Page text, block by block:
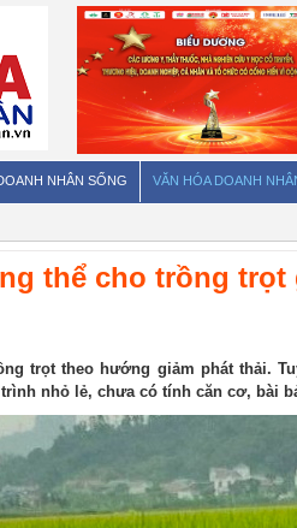
NHÂN SỐNG VĂN HÓA DOANH
thể cho trồng trọt
trọt theo hướng giảm phát thải.
nhỏ lẻ, chưa có tính căn cơ, bài